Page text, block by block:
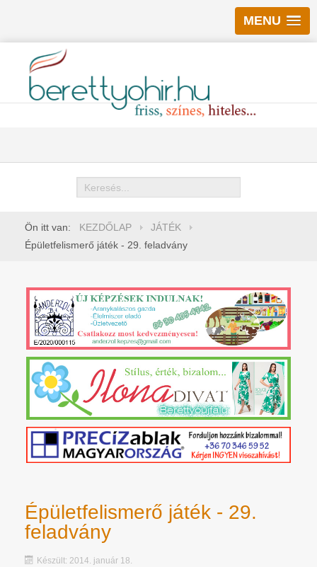
MENU
Keresés
Ön itt van: KEZDŐLAP
JÁTÉK
Épületfelismerő játék - 29. feladvány
Épületfelismerő játék - 29.
feladvány
Készült: 2014. január 18.